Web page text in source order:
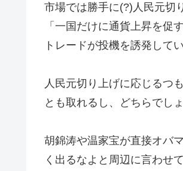
市場では勝手に(?)人民元切
「一国だけに通貨上昇を促
トレードが投機を誘発して
人民元切り上げに応じるつ
とも取れるし、どちらでし
胡錦涛や温家宝が直接オバ
く出るなよと周辺に言わせ